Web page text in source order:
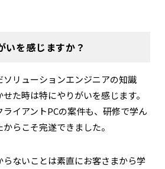
いを感じますか？
ソリューションエンジニアの知識
た時は特にやりがいを感じます。
イアントPCの案件も、研修で学ん
らこそ完遂できました。
らないことは素直にお客さまから学